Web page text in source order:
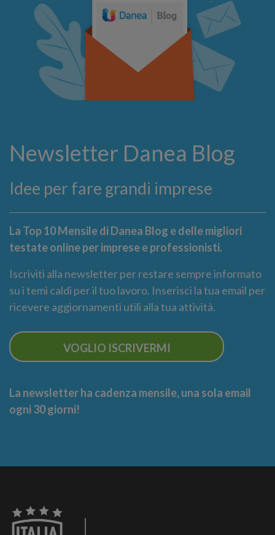
Newsletter Danea Blog
Idee per fare grandi imprese
La Top 10 Mensile di Danea Blog e delle migliori
testate online per imprese e professionisti.
Iscriviti alla newsletter per restare sempre informato
su i temi caldi per il tuo lavoro. Inserisci la tua email per
ricevere aggiornamenti utili alla tua attività.
VOGLIO ISCRIVERMI
La newsletter ha cadenza mensile, una sola email
ogni 30 giorni!